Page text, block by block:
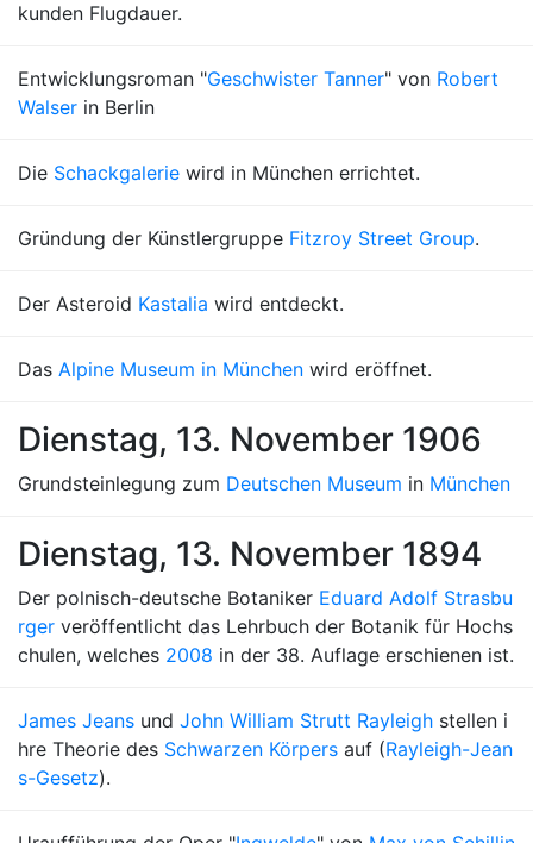
kunden Flugdauer.
Entwicklungsroman "Geschwister Tanner" von Robert
Walser in Berlin
Die Schackgalerie wird in München errichtet.
Gründung der Künstlergruppe Fitzroy Street Group.
Der Asteroid Kastalia wird entdeckt.
Das Alpine Museum in München wird eröffnet.
Dienstag, 13. November 1906
Grundsteinlegung zum Deutschen Museum in München
Dienstag, 13. November 1894
Der polnisch-deutsche Botaniker Eduard Adolf Strasbu
rger veröffentlicht das Lehrbuch der Botanik für Hochs
chulen, welches 2008 in der 38. Auflage erschienen ist.
James Jeans und John William Strutt Rayleigh stellen i
hre Theorie des Schwarzen Körpers auf (Rayleigh-Jean
s-Gesetz).